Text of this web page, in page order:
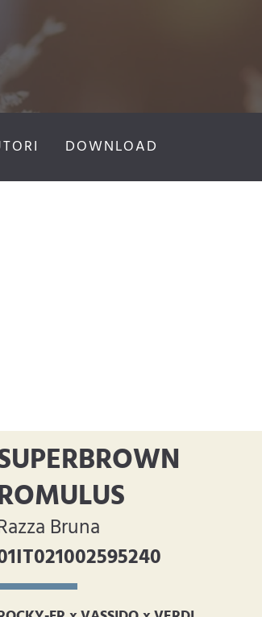
DOWNLOAD
Bruna